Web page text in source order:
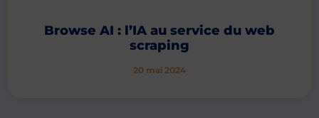
Browse AI : l’IA au service du web
scraping
20 mai 2024